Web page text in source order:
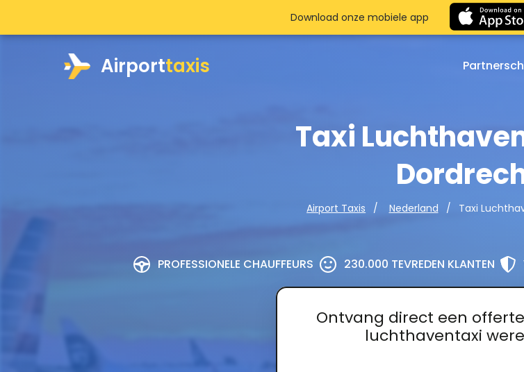
Airporttaxis
Taxi
Airport Taxis Nederland Taxi
PROFESSIONELE CHAUFFEURS 230.000 TEVREDEN KLANTEN
Ontvang direct een
luchthaventaxi
Download onze mobiele app